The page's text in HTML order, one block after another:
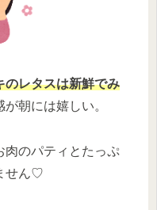
のレタスは新鮮でみ
が朝には嬉しい。
肉のパティとたっぷ
せん♡